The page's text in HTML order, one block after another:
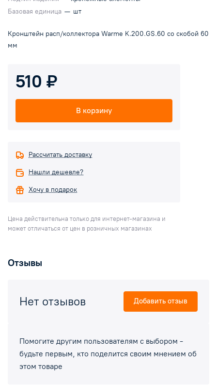
Базовая единица — шт
Кронштейн расп/коллектора Warme K.200.GS.60 со скобой 60
мм
510 ₽
В корзину
Рассчитать доставку
Нашли дешевле?
Хочу в подарок
Цена действительна только для интернет-магазина и
может отличаться от цен в розничных магазинах
Отзывы
Помогите другим пользователям с выбором -
будьте первым, кто поделится своим мнением об
этом товаре
Нет отзывов Добавить отзыв